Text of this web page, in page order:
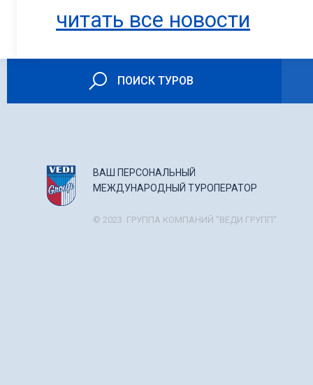
читать все новости
ПОИСК ТУРОВ
ВАШ ПЕРСОНАЛЬНЫЙ
МЕЖДУНАРОДНЫЙ ТУРОПЕРАТОР
© 2023. ГРУППА КОМПАНИЙ "ВЕДИ ГРУПП".